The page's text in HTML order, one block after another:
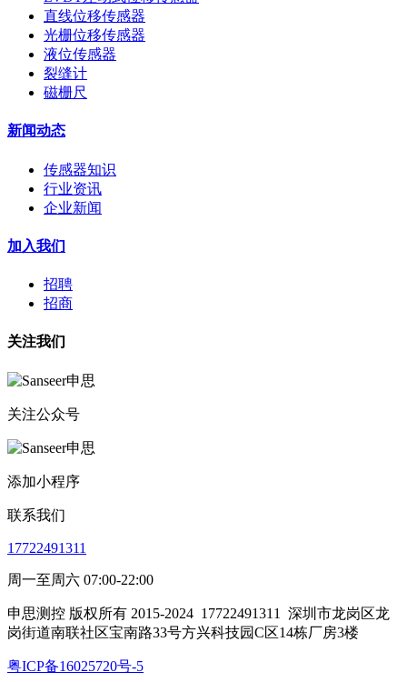
直线位移传感器
光栅位移传感器
液位传感器
裂缝计
磁栅尺
新闻动态
传感器知识
行业资讯
企业新闻
加入我们
招聘
招商
关注我们
关注公众号
添加小程序
联系我们
17722491311
周一至周六 07:00-22:00
申思测控 版权所有 2015-2024 17722491311
深圳市龙岗区龙
岗街道南联社区宝南路33号方兴科技园C区14栋厂房3楼
粤ICP备16025720号-5